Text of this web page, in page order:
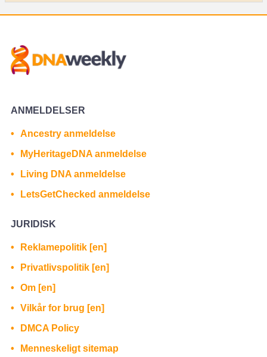
ANMELDELSER
Ancestry anmeldelse
MyHeritageDNA anmeldelse
Living DNA anmeldelse
LetsGetChecked anmeldelse
JURIDISK
Reklamepolitik [en]
Privatlivspolitik [en]
Om [en]
Vilkår for brug [en]
DMCA Policy
Menneskeligt sitemap